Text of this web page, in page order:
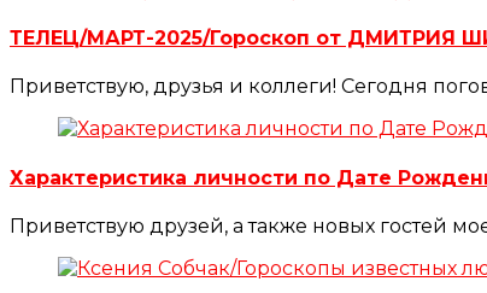
ТЕЛЕЦ/МАРТ-2025/Гороскоп от ДМИТРИЯ
Приветствую, друзья и коллеги! Сегодня
Характеристика личности по Дате
Приветствую друзей, а также новых гостей